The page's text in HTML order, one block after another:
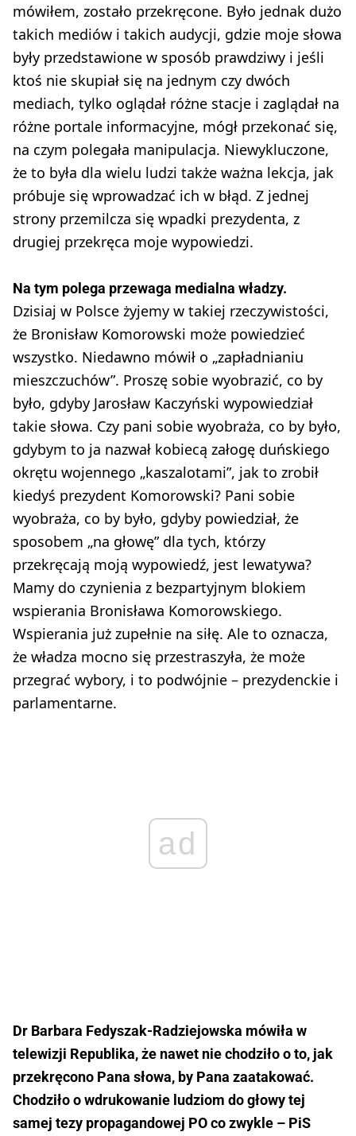
mówiłem, zostało przekręcone. Było jednak dużo
takich mediów i takich audycji, gdzie moje słowa
były przedstawione w sposób prawdziwy i jeśli
ktoś nie skupiał się na jednym czy dwóch
mediach, tylko oglądał różne stacje i zaglądał na
różne portale informacyjne, mógł przekonać się,
na czym polegała manipulacja. Niewykluczone,
że to była dla wielu ludzi także ważna lekcja, jak
próbuje się wprowadzać ich w błąd. Z jednej
strony przemilcza się wpadki prezydenta, z
drugiej przekręca moje wypowiedzi.
Na tym polega przewaga medialna władzy.
Dzisiaj w Polsce żyjemy w takiej rzeczywistości,
że Bronisław Komorowski może powiedzieć
wszystko. Niedawno mówił o „zapładnianiu
mieszczuchów”. Proszę sobie wyobrazić, co by
było, gdyby Jarosław Kaczyński wypowiedział
takie słowa. Czy pani sobie wyobraża, co by było,
gdybym to ja nazwał kobiecą załogę duńskiego
okrętu wojennego „kaszalotami”, jak to zrobił
kiedyś prezydent Komorowski? Pani sobie
wyobraża, co by było, gdyby powiedział, że
sposobem „na głowę” dla tych, którzy
przekręcają moją wypowiedź, jest lewatywa?
Mamy do czynienia z bezpartyjnym blokiem
wspierania Bronisława Komorowskiego.
Wspierania już zupełnie na siłę. Ale to oznacza,
że władza mocno się przestraszyła, że może
przegrać wybory, i to podwójnie – prezydenckie i
parlamentarne.
ad
Dr Barbara Fedyszak-Radziejowska mówiła w
telewizji Republika, że nawet nie chodziło o to, jak
przekręcono Pana słowa, by Pana zaatakować.
Chodziło o wdrukowanie ludziom do głowy tej
samej tezy propagandowej PO co zwykle – PiS